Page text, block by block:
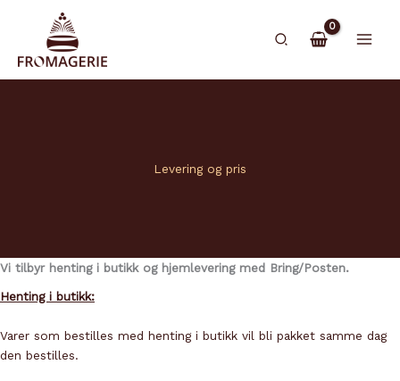
innholdet
Søk
Levering og pris
Vi tilbyr henting i butikk og hjemlevering med Bring/Posten.
Henting i butikk:
Varer som bestilles med henting i butikk vil bli pakket samme dag
den bestilles.